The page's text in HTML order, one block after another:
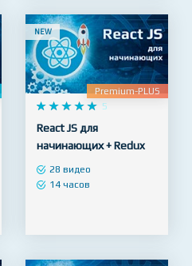
NEW
Premium-PLUS
    
     5
React JS для
начинающих + Redux
28 видео
14 часов